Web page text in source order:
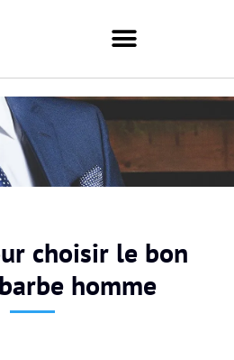
choisir le bon
homme